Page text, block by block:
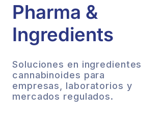
Pharma &
Ingredients
Soluciones en ingredientes
cannabinoides para
empresas, laboratorios y
mercados regulados.